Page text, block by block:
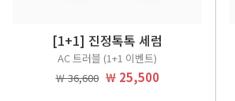
[1+1] 진정톡톡 세럼
AC 트러블 (1+1 이벤트)
￦ 36,600 ￦ 25,500